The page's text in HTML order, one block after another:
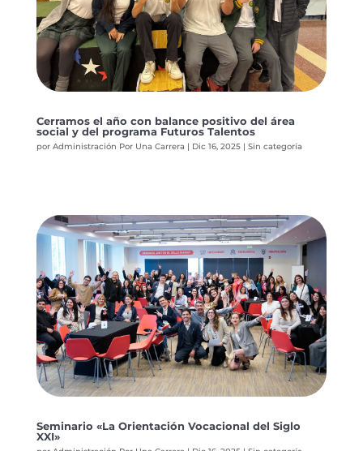
Cerramos el año con balance positivo del área
social y del programa Futuros Talentos
por Administración Por Una Carrera | Dic 16, 2025| Sin categoría
Seminario «La Orientación Vocacional del Siglo
XXI»